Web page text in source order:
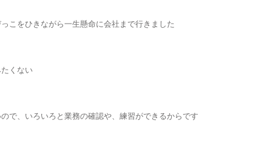
こをひきながら一生懸命に会社まで行きました
くない
で、いろいろと業務の確認や、練習ができるからです